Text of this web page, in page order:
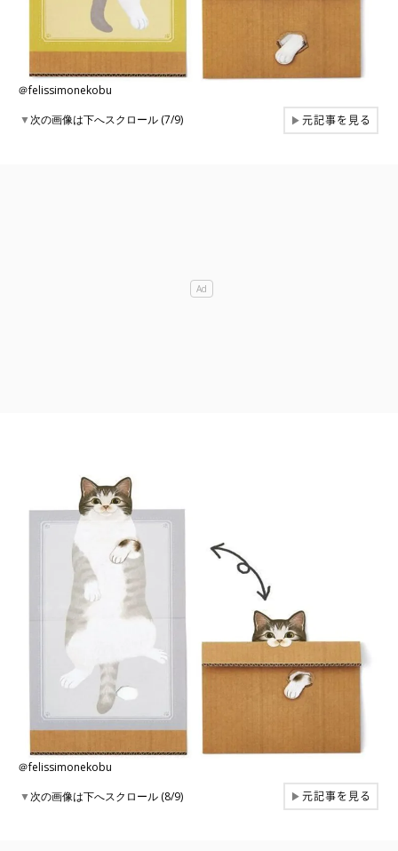
＠felissimonekobu
▼次の画像は下へスクロール (7/9) ▶元記事を見る
＠felissimonekobu
▼次の画像は下へスクロール (8/9) ▶元記事を見る